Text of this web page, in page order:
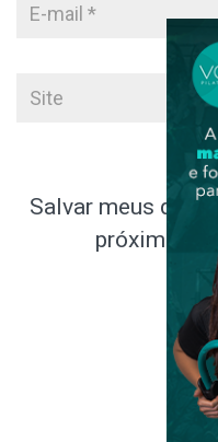
Salvar meus
próxima